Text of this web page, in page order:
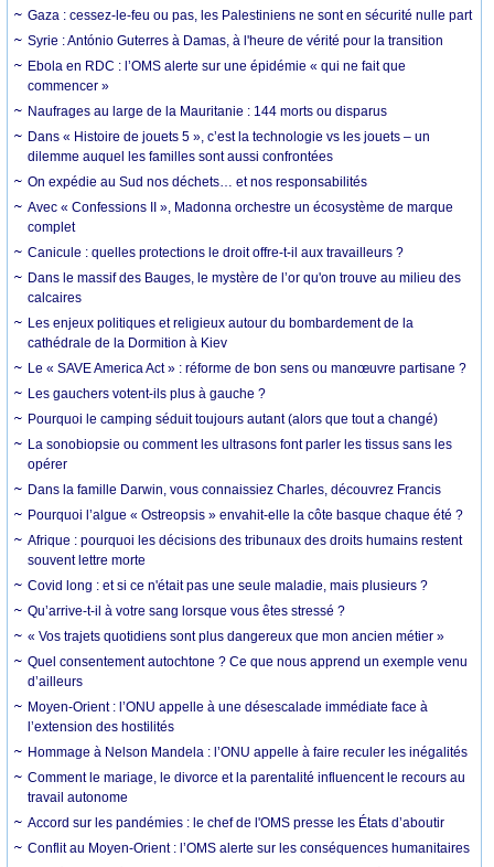
Gaza : cessez-le-feu ou pas, les Palestiniens ne sont en sécurité nulle part
Syrie : António Guterres à Damas, à l'heure de vérité pour la transition
Ebola en RDC : l’OMS alerte sur une épidémie « qui ne fait que
commencer »
Naufrages au large de la Mauritanie : 144 morts ou disparus
Dans « Histoire de jouets 5 », c’est la technologie vs les jouets – un
dilemme auquel les familles sont aussi confrontées
On expédie au Sud nos déchets… et nos responsabilités
Avec « Confessions II », Madonna orchestre un écosystème de marque
complet
Canicule : quelles protections le droit offre-t-il aux travailleurs ?
Dans le massif des Bauges, le mystère de l’or qu'on trouve au milieu des
calcaires
Les enjeux politiques et religieux autour du bombardement de la
cathédrale de la Dormition à Kiev
Le « SAVE America Act » : réforme de bon sens ou manœuvre partisane ?
Les gauchers votent-ils plus à gauche ?
Pourquoi le camping séduit toujours autant (alors que tout a changé)
La sonobiopsie ou comment les ultrasons font parler les tissus sans les
opérer
Dans la famille Darwin, vous connaissiez Charles, découvrez Francis
Pourquoi l’algue « Ostreopsis » envahit-elle la côte basque chaque été ?
Afrique : pourquoi les décisions des tribunaux des droits humains restent
souvent lettre morte
Covid long : et si ce n'était pas une seule maladie, mais plusieurs ?
Qu’arrive-t-il à votre sang lorsque vous êtes stressé ?
« Vos trajets quotidiens sont plus dangereux que mon ancien métier »
Quel consentement autochtone ? Ce que nous apprend un exemple venu
d’ailleurs
Moyen-Orient : l’ONU appelle à une désescalade immédiate face à
l’extension des hostilités
Hommage à Nelson Mandela : l’ONU appelle à faire reculer les inégalités
Comment le mariage, le divorce et la parentalité influencent le recours au
travail autonome
Accord sur les pandémies : le chef de l'OMS presse les États d’aboutir
Conflit au Moyen-Orient : l’OMS alerte sur les conséquences humanitaires